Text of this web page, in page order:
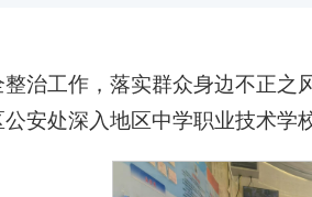
治工作，落实群众身边不正之
安处深入地区中学职业技术学